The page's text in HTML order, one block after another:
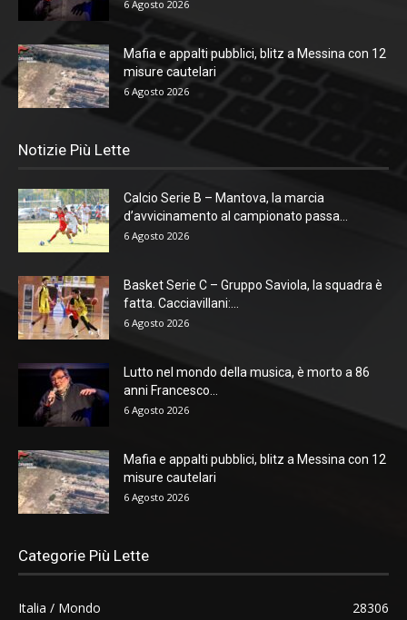
6 Agosto 2026
Mafia e appalti pubblici, blitz a Messina con 12
misure cautelari
6 Agosto 2026
Notizie Più Lette
Calcio Serie B – Mantova, la marcia
d’avvicinamento al campionato passa...
6 Agosto 2026
Basket Serie C – Gruppo Saviola, la squadra è
fatta. Cacciavillani:...
6 Agosto 2026
Lutto nel mondo della musica, è morto a 86
anni Francesco...
6 Agosto 2026
Mafia e appalti pubblici, blitz a Messina con 12
misure cautelari
6 Agosto 2026
Categorie Più Lette
Italia / Mondo
28306